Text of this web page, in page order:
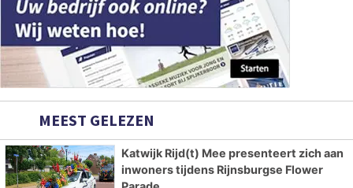
MEEST GELEZEN
Katwijk Rijd(t) Mee presenteert zich aan
inwoners tijdens Rijnsburgse Flower